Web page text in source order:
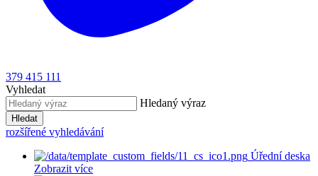
379 415 111
Vyhledat
Hledaný výraz
Hledat
rozšířené vyhledávání
Úřední deska
Zobrazit více